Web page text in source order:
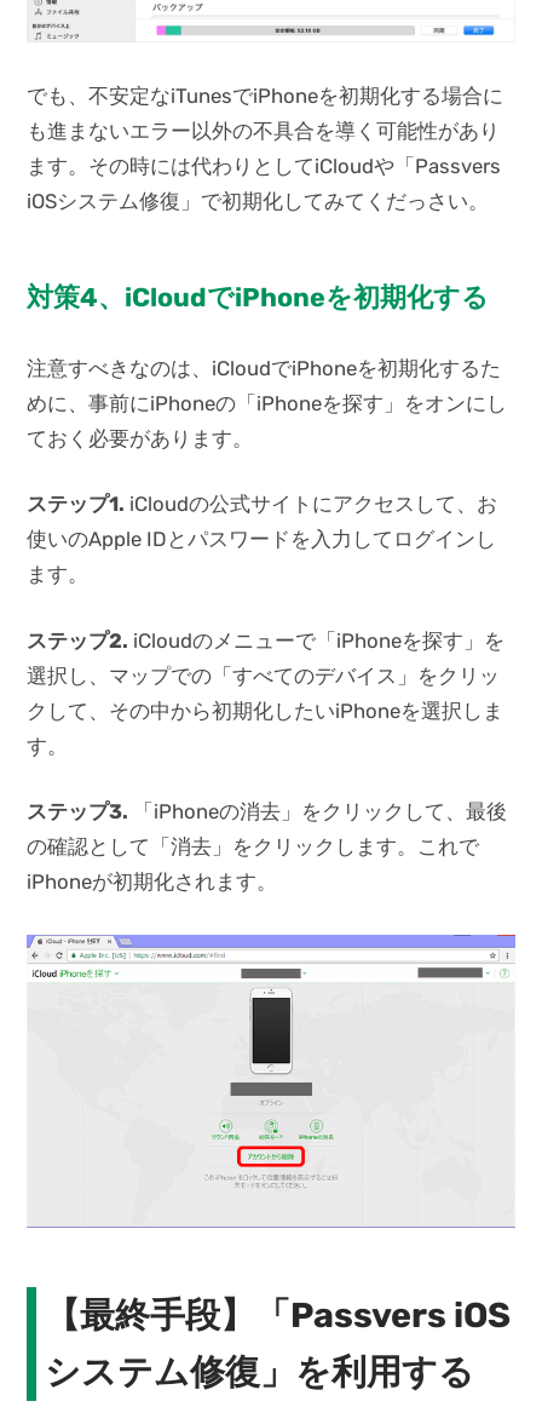
でも、不安定なiTunesでiPhoneを初期化する場合に
も進まないエラー以外の不具合を導く可能性があり
ます。その時には代わりとしてiCloudや「Passvers
iOSシステム修復」で初期化してみてくだっさい。
対策4、iCloudでiPhoneを初期化する
注意すべきなのは、iCloudでiPhoneを初期化するた
めに、事前にiPhoneの「iPhoneを探す」をオンにし
ておく必要があります。
ステップ1. iCloudの公式サイトにアクセスして、お
使いのApple IDとパスワードを入力してログインし
ます。
ステップ2. iCloudのメニューで「iPhoneを探す」を
選択し、マップでの「すべてのデバイス」をクリッ
クして、その中から初期化したいiPhoneを選択しま
す。
ステップ3. 「iPhoneの消去」をクリックして、最後
の確認として「消去」をクリックします。これで
iPhoneが初期化されます。
【最終手段】「Passvers iOS
システム修復」を利用する